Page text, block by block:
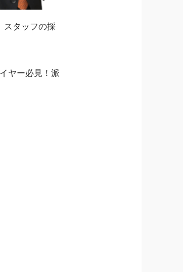
スタッフの採
ヤー必見！派